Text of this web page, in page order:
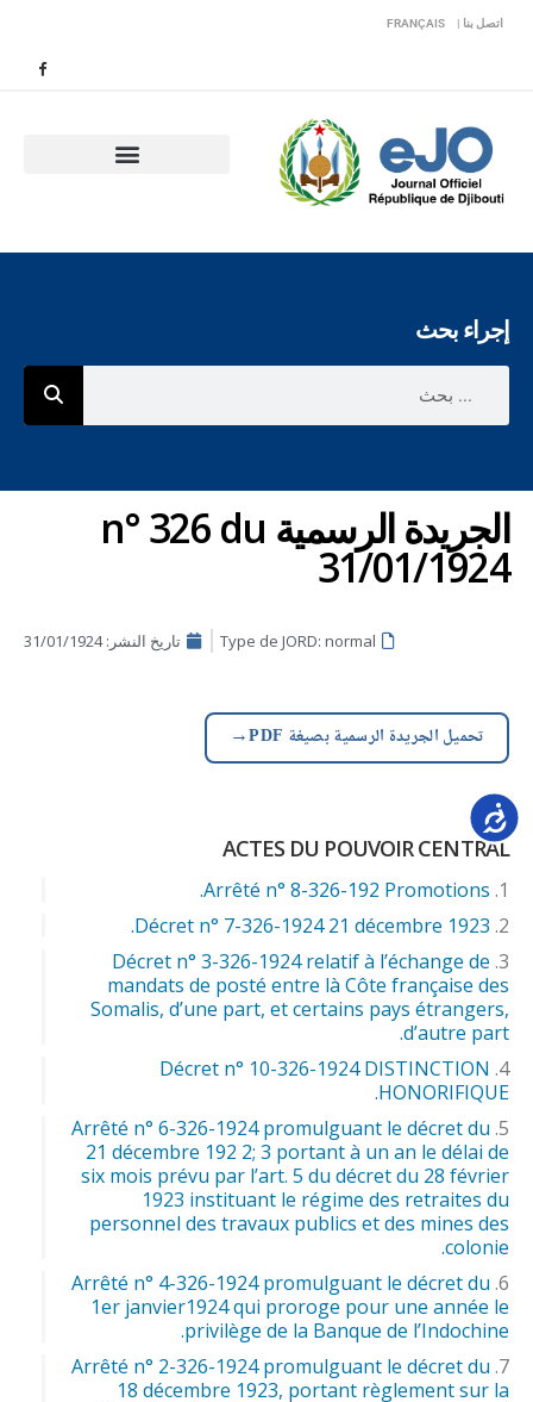
اتصل بنا | FRANÇAIS
إجراء بحث
الجريدة الرسمية n° 326 du
31/01/1924
Type de JORD: normal تاريخ النشر:31/01/1924
تحميل الجريدة الرسمية بصيغة PDF →
ACTES DU POUVOIR CENTRAL
Arrêté n° 8-326-192 Promotions.
Décret n° 7-326-1924 21 décembre 1923.
Décret n° 3-326-1924 relatif à l’échange de
mandats de posté entre là Côte française des
Somalis, d’une part, et certains pays étrangers,
d’autre part.
Décret n° 10-326-1924 DISTINCTION
HONORIFIQUE.
Arrêté n° 6-326-1924 promulguant le décret du
21 décembre 192 2; 3 portant à un an le délai de
six mois prévu par l’art. 5 du décret du 28 février
1923 instituant le régime des retraites du
personnel des travaux publics et des mines des
colonie.
Arrêté n° 4-326-1924 promulguant le décret du
1er janvier1924 qui proroge pour une année le
privilège de la Banque de l’Indochine.
Arrêté n° 2-326-1924 promulguant le décret du
18 décembre 1923, portant règlement sur la